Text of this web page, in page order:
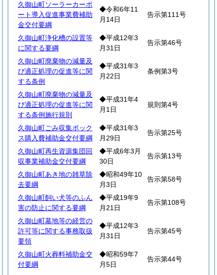
久御山町ソーラーカーポ
ート導入促進事業費補助
金交付要綱
◆令和6年11
月14日
告示第111号
久御山町浄化槽の設置等
に関する要綱
◆平成12年3
月31日
告示第46号
久御山町廃棄物の減量及
び適正処理の促進等に関
する条例
◆平成31年3
月22日
条例第3号
久御山町廃棄物の減量及
び適正処理の促進等に関
する条例施行規則
◆平成31年4
月1日
規則第4号
久御山町ごみ収集ボック
ス購入費補助金交付要綱
◆平成31年3
月29日
告示第25号
久御山町再生資源集団回
収事業補助金交付要綱
◆平成6年3月
30日
告示第13号
久御山町あき地の雑草除
去要綱
◆昭和49年10
月3日
告示第58号
久御山町飼い犬等のふん
害の防止に関する要綱
◆平成19年9
月21日
告示第108号
久御山町墓地等の経営の
許可等に関する事務取扱
要領
◆平成12年3
月31日
告示第45号
久御山町火葬料補助金交
付要綱
◆昭和59年7
月5日
告示第44号